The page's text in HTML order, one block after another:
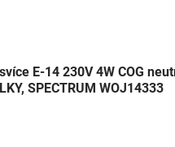
E-14 230V 4W COG
SPECTRUM WOJ14333